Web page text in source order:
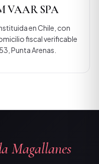
VAAR SPA
en Chile, con
fiscal verificable
Punta Arenas.
Magallanes